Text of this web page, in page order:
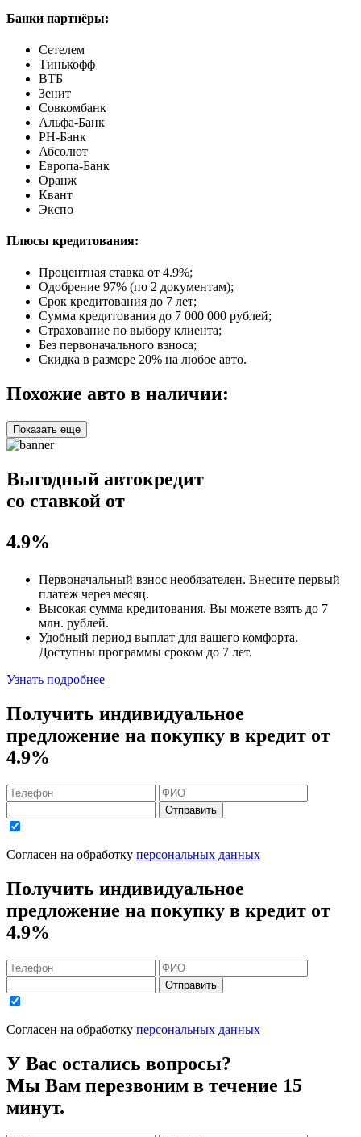
Банки партнёры:
Сетелем
Тинькофф
ВТБ
Зенит
Совкомбанк
Альфа-Банк
РН-Банк
Абсолют
Европа-Банк
Оранж
Квант
Экспо
Плюсы кредитования:
Процентная ставка от 4.9%;
Одобрение 97% (по 2 документам);
Срок кредитования до 7 лет;
Сумма кредитования до 7 000 000 рублей;
Страхование по выбору клиента;
Без первоначального взноса;
Скидка в размере 20% на любое авто.
Похожие авто в наличии:
Показать еще
Выгодный автокредит
со ставкой от
4.9%
Первоначальный взнос необязателен. Внесите первый
платеж через месяц.
Высокая сумма кредитования. Вы можете взять до 7
млн. рублей.
Удобный период выплат для вашего комфорта.
Доступны программы сроком до 7 лет.
Узнать подробнее
Получить индивидуальное
предложение на покупку в кредит от
4.9%
Отправить
Согласен на обработку персональных данных
Получить индивидуальное
предложение на покупку в кредит от
4.9%
Отправить
Согласен на обработку персональных данных
У Вас остались вопросы?
Мы Вам перезвоним в течение 15
минут.